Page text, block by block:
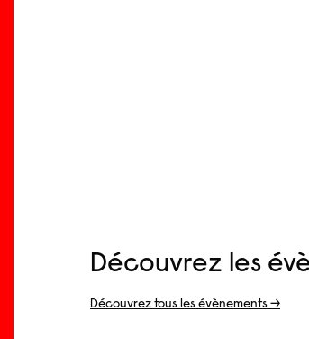
Découvrez les
Découvrez tous les évènements →